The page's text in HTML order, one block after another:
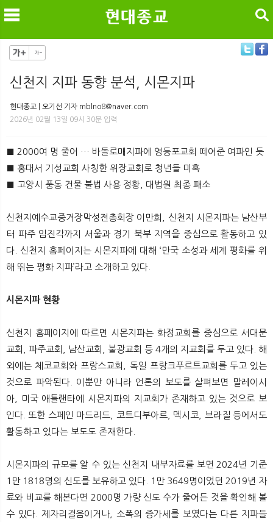
검색
신천지 지파 동향 분석, 시몬지파
현대종교 | 오기선 기자 mblno8@naver.com
2026년 02월 13일 09시 30분 입력
■ 2000여 명 줄어 … 바돌로매지파에 영등포교회 떼어준 여파인 듯
■ 홍대서 기성교회 사칭한 위장교회로 청년들 미혹
■ 고양시 풍동 건물 불법 사용 정황, 대법원 최종 패소
신천지예수교증거장막성전총회장 이만희, 신천지 시몬지파는 남산부
터 파주 임진각까지 서울과 경기 북부 지역을 중심으로 활동하고 있
다. 신천지 홈페이지는 시몬지파에 대해 ‘만국 소성과 세계 평화를 위
해 뛰는 평화 지파’라고 소개하고 있다.
시몬지파 현황
신천지 홈페이지에 따르면 시몬지파는 화정교회를 중심으로 서대문
교회, 파주교회, 남산교회, 불광교회 등 4개의 지교회를 두고 있다. 해
외에는 체코교회와 프랑스교회, 독일 프랑크푸르트교회를 두고 있는
것으로 파악된다. 이뿐만 아니라 언론의 보도를 살펴보면 말레이시
아, 미국 애틀랜타에 시몬지파의 지교회가 존재하고 있는 것으로 보
인다. 또한 스페인 마드리드, 코트디부아르, 멕시코, 브라질 등에서도
활동하고 있다는 보도도 존재한다.
시몬지파의 규모를 알 수 있는 신천지 내부자료를 보면 2024년 기준
1만 1818명의 신도를 보유하고 있다. 1만 3649명이었던 2019년 자
료와 비교를 해본다면 2000명 가량 신도 수가 줄어든 것을 확인해 볼
수 있다. 제자리걸음이거나, 소폭의 증가세를 보였다는 다른 지파들